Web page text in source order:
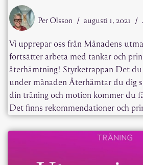
Per Olsson augusti 1, 2021
Vi upprepar oss från Månadens
fortsätter arbeta med tankar och
återhämtning! Styrketrappan Det
under månaden Återhämtar du dig
din träning och motion kommer du
Det finns rekommendationer och